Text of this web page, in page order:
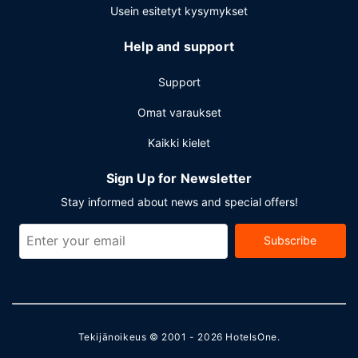
Muut mukavuudet
Käytössäsi on ilmainen kiinteä internetyhteys, business
center ja limusiini- / town car -palvelu. Tämä lomakeskus
kuuluu konferenssitila ja kokoushuoneita. Palveluihin
kuuluu maksullinen omatoiminen pysäköinti.
Usein esitetyt kysymykset
Help and support
Support
Omat varaukset
Kaikki kielet
Sign Up for Newsletter
Stay informed about news and special offers!
Subscribe
Tekijänoikeus © 2001 - 2026 HotelsOne.